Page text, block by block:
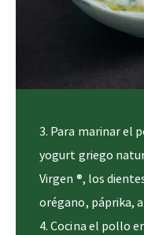
3. Para marinar el
yogurt griego
Virgen ®, los
orégano, páprika,
4. Cocina el pollo